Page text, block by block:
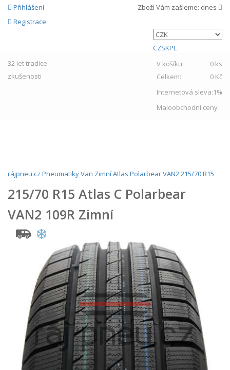
Přihlášení
Registrace
Zboží Vám zašleme: dnes
CZSKPL
32 lettradice
zkušenosti
V košíku:
0 ks
Celkem:
0 Kč
Internetová sleva:1%
Maloobchodní ceny
rájpneu.cz PneumatikyVan ZimníAtlas Polarbear VAN2215/70 R15
215/70 R15 Atlas C Polarbear
VAN2 109R Zimní